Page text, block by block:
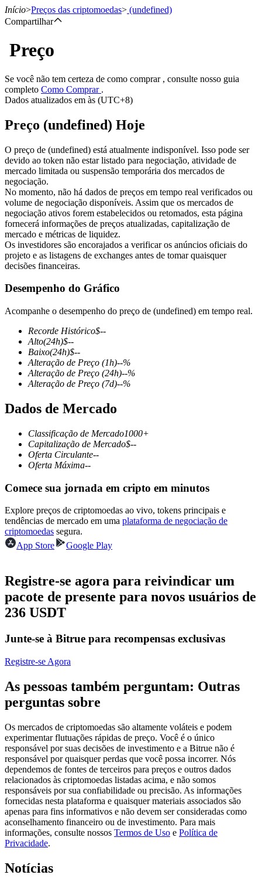
Futuros
Futuros de USDT
Futuros usando USDT como garantia
Futuros COIN-M
Futuros de criptomoeda
TradFi
Futuros de USDC
Futuros usando USDC como garantia
Copiar Trading
Torne-se um Trader de Cópias
Desfrute da partilha de lucros e comissões de copy trading
Início>Preços das criptomoedas> (undefined)
Compartilhar
Preço
Se você não tem certeza de como comprar , consulte nosso guia
completo Como Comprar .
Dados atualizados em às (UTC+8)
Preço (undefined) Hoje
O preço de (undefined) está atualmente indisponível. Isso pode ser
devido ao token não estar listado para negociação, atividade de
mercado limitada ou suspensão temporária dos mercados de
negociação.
No momento, não há dados de preços em tempo real verificados ou
volume de negociação disponíveis. Assim que os mercados de
negociação ativos forem estabelecidos ou retomados, esta página
fornecerá informações de preços atualizadas, capitalização de
mercado e métricas de liquidez.
Os investidores são encorajados a verificar os anúncios oficiais do
projeto e as listagens de exchanges antes de tomar quaisquer
decisões financeiras.
Desempenho do Gráfico
Acompanhe o desempenho do preço de (undefined) em tempo real.
Recorde Histórico$--
Alto(24h)$--
Baixo(24h)$--
Alteração de Preço (1h)--%
Alteração de Preço (24h)--%
Alteração de Preço (7d)--%
Dados de Mercado
Classificação de Mercado1000+
Capitalização de Mercado$--
Oferta Circulante--
Oferta Máxima--
Comece sua jornada em cripto em minutos
Explore preços de criptomoedas ao vivo, tokens principais e
tendências de mercado em uma plataforma de negociação de
criptomoedas segura.
App Store
Google Play
Registre-se agora para reivindicar um
pacote de presente para novos usuários de
236 USDT
Junte-se à Bitrue para recompensas exclusivas
Registre-se Agora
As pessoas também perguntam: Outras
perguntas sobre
Os mercados de criptomoedas são altamente voláteis e podem
experimentar flutuações rápidas de preço. Você é o único
responsável por suas decisões de investimento e a Bitrue não é
responsável por quaisquer perdas que você possa incorrer. Nós
dependemos de fontes de terceiros para preços e outros dados
relacionados às criptomoedas listadas acima, e não somos
responsáveis por sua confiabilidade ou precisão. As informações
fornecidas nesta plataforma e quaisquer materiais associados são
apenas para fins informativos e não devem ser consideradas como
aconselhamento financeiro ou de investimento. Para mais
informações, consulte nossos Termos de Uso e Política de
Privacidade.
Notícias